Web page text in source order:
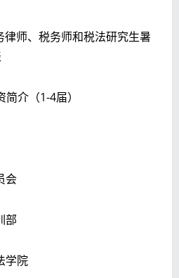
律师、税务师和税法研究生暑
介（1-4届）
会
部
学院